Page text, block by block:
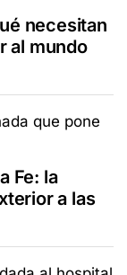
necesitan
al mundo
Fe: la
a las